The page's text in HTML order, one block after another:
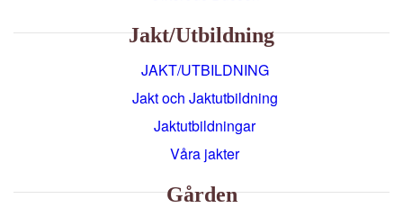
Jakt/utbildning
JAKT/UTBILDNING
Jakt och Jaktutbildning
Jaktutbildningar
Våra jakter
Gården